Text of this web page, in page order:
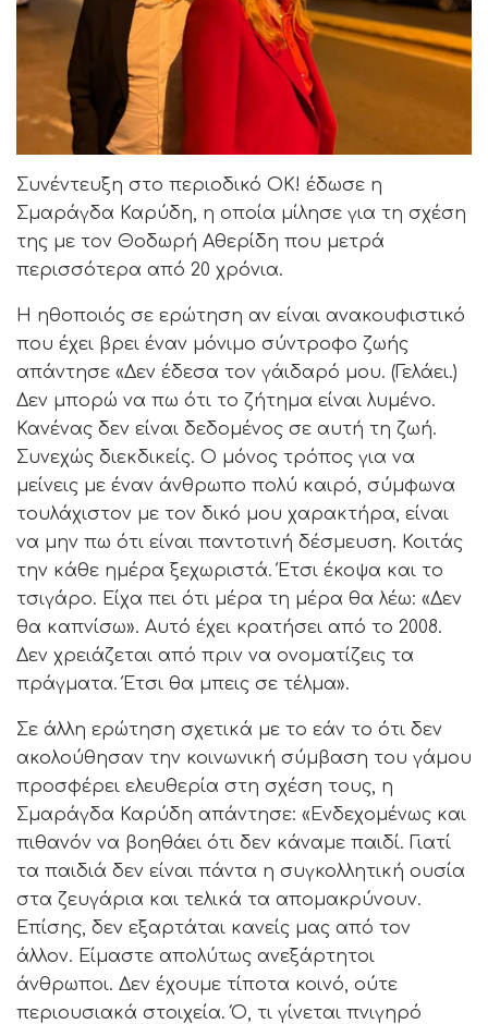
Συνέντευξη στο περιοδικό OK! έδωσε η
Σμαράγδα Καρύδη, η οποία μίλησε για τη σχέση
της με τον Θοδωρή Αθερίδη που μετρά
περισσότερα από 20 χρόνια.
Η ηθοποιός σε ερώτηση αν είναι ανακουφιστικό
που έχει βρει έναν μόνιμο σύντροφο ζωής
απάντησε «Δεν έδεσα τον γάιδαρό μου. (Γελάει.)
Δεν μπορώ να πω ότι το ζήτημα είναι λυμένο.
Κανένας δεν είναι δεδομένος σε αυτή τη ζωή.
Συνεχώς διεκδικείς. Ο μόνος τρόπος για να
μείνεις με έναν άνθρωπο πολύ καιρό, σύμφωνα
τουλάχιστον με τον δικό μου χαρακτήρα, είναι
να μην πω ότι είναι παντοτινή δέσμευση. Κοιτάς
την κάθε ημέρα ξεχωριστά. Έτσι έκοψα και το
τσιγάρο. Είχα πει ότι μέρα τη μέρα θα λέω: «Δεν
θα καπνίσω». Αυτό έχει κρατήσει από το 2008.
Δεν χρειάζεται από πριν να ονοματίζεις τα
πράγματα. Έτσι θα μπεις σε τέλμα».
Σε άλλη ερώτηση σχετικά με το εάν το ότι δεν
ακολούθησαν την κοινωνική σύμβαση του γάμου
προσφέρει ελευθερία στη σχέση τους, η
Σμαράγδα Καρύδη απάντησε: «Ενδεχομένως και
πιθανόν να βοηθάει ότι δεν κάναμε παιδί. Γιατί
τα παιδιά δεν είναι πάντα η συγκολλητική ουσία
στα ζευγάρια και τελικά τα απομακρύνουν.
Επίσης, δεν εξαρτάται κανείς μας από τον
άλλον. Είμαστε απολύτως ανεξάρτητοι
άνθρωποι. Δεν έχουμε τίποτα κοινό, ούτε
περιουσιακά στοιχεία. Ό, τι γίνεται πνιγηρό